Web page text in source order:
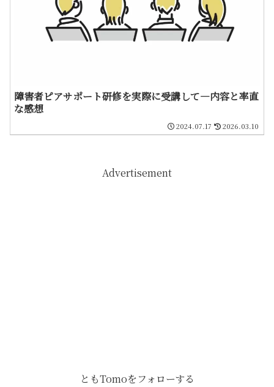
障害者ピアサポート研修を実際に受講して―内容と率直
な感想
2024.07.17 2026.03.10
Advertisement
ともTomoをフォローする